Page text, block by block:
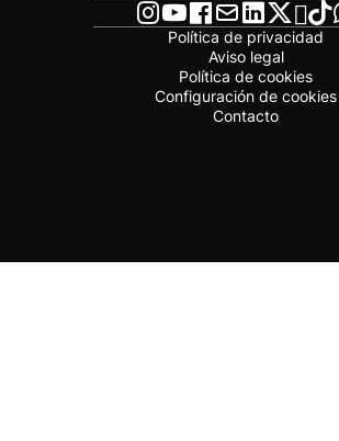
Política de privacidad
Aviso legal
Política de cookies
Configuración de cookies
Contacto